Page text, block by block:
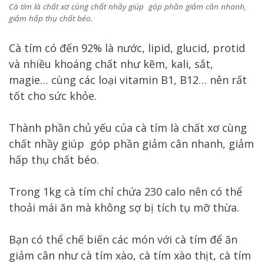
Cà tím là chất xơ cùng chất nhầy giúp góp phần giảm cân nhanh,
giảm hấp thụ chất béo.
Cà tím có đến 92% là nước, lipid, glucid, protid
và nhiều khoáng chất như kẽm, kali, sắt,
magie… cùng các loại vitamin B1, B12… nên rất
tốt cho sức khỏe.
Thành phần chủ yếu của cà tím là chất xơ cùng
chất nhầy giúp góp phần giảm cân nhanh, giảm
hấp thụ chất béo.
Trong 1kg cà tím chỉ chứa 230 calo nên có thể
thoải mái ăn mà không sợ bị tích tụ mỡ thừa.
Bạn có thể chế biến các món với cà tím để ăn
giảm cân như cà tím xào, cà tím xào thịt, cà tím